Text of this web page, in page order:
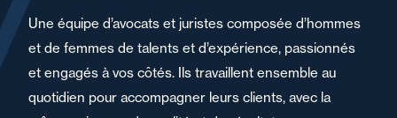
Une équipe d’avocats et juristes composée d’hommes
et de femmes de talents et d’expérience, passionnés
et engagés à vos côtés. Ils travaillent ensemble au
quotidien pour accompagner leurs clients, avec la